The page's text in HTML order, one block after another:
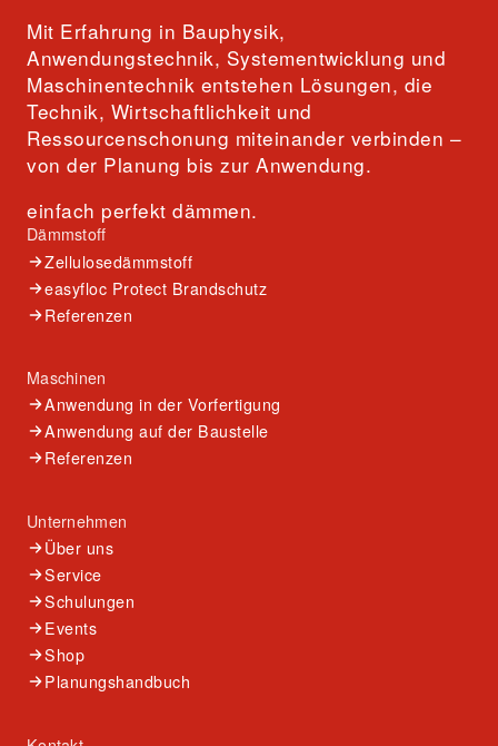
Mit Erfahrung in Bauphysik,
Anwendungstechnik, Systementwicklung und
Maschinentechnik entstehen Lösungen, die
Technik, Wirtschaftlichkeit und
Ressourcenschonung miteinander verbinden –
von der Planung bis zur Anwendung.
einfach perfekt dämmen.
Dämmstoff
Zellulosedämmstoff
easyfloc Protect Brandschutz
Referenzen
Maschinen
Anwendung in der Vorfertigung
Anwendung auf der Baustelle
Referenzen
Unternehmen
Über uns
Service
Schulungen
Events
Shop
Planungshandbuch